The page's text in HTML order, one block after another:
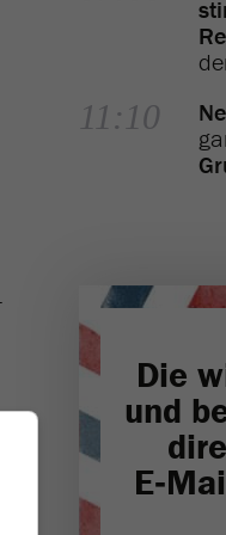
11:10
Die
und